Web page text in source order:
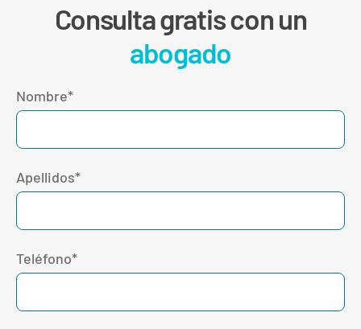
Consulta gratis con un
abogado
Nombre*
Apellidos*
Teléfono*